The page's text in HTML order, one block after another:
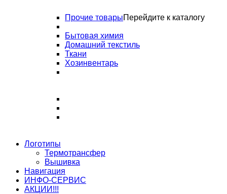
Прочие товарыПерейдите к каталогу
Бытовая химия
Домашний текстиль
Ткани
Хозинвентарь
Логотипы
Термотрансфер
Вышивка
Навигация
ИНФО-СЕРВИС
АКЦИИ!!!